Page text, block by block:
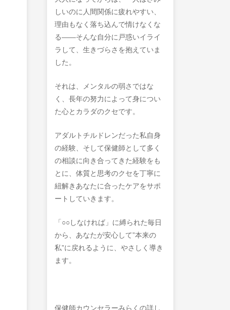
しいのに人間関係に疲れやすい、
理由もなく落ち込んで情けなくな
る――そんな自分に戸惑いイライ
ラして、生きづらさを抱えていま
した。
それは、メンタルの弱さではな
く、長年の努力によって身につい
た心とカラダのクセです。
アダルトチルドレンだった私自身
の経験、そして保健師として多く
の相談に向き合ってきた経験をも
とに、体質と思考のクセを丁寧に
紐解きあなたに合ったケアをサポ
ートしていきます。
「○○しなければ」に縛られた毎日
から、あなたが安心して”本来の
私”に戻れるように、やさしく導き
ます。
保健師カウンセラーみらくの詳し